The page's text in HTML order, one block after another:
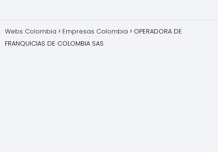
Webs Colombia Empresas Colombia
OPERADORA DE
FRANQUICIAS DE COLOMBIA SAS